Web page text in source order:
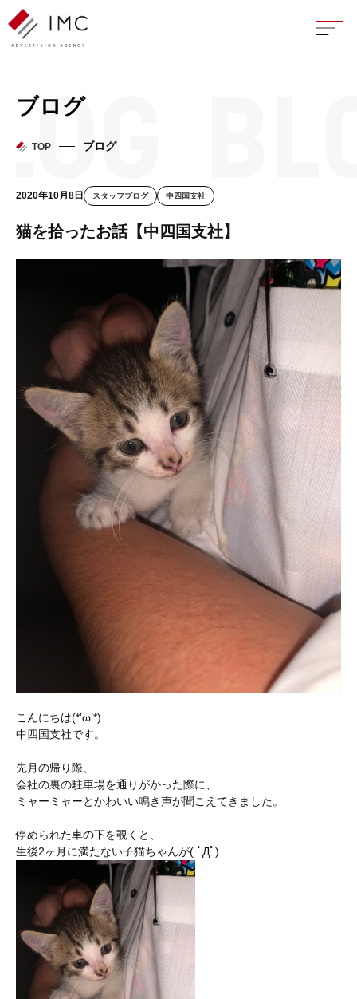
座談
イン
ブログ
TOP ブログ
2020年10月8日 スタッフブログ 中四国支社
猫を拾ったお話【中四国支社】
こんにちは(*’ω’*)
中四国支社です。
先月の帰り際、
会社の裏の駐車場を通りがかった際に、
ミャーミャーとかわいい鳴き声が聞こえてきました。
停められた車の下を覗くと、
生後2ヶ月に満たない子猫ちゃんが( ﾟДﾟ)